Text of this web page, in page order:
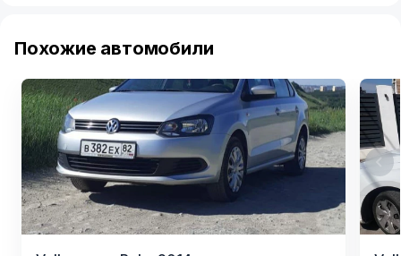
Похожие автомобили